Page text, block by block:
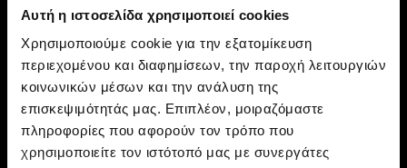
Αυτή η ιστοσελίδα χρησιμοποιεί cookies
Χρησιμοποιούμε cookie για την εξατομίκευση
περιεχομένου και διαφημίσεων, την παροχή λειτουργιών
κοινωνικών μέσων και την ανάλυση της
επισκεψιμότητάς μας. Επιπλέον, μοιραζόμαστε
πληροφορίες που αφορούν τον τρόπο που
χρησιμοποιείτε τον ιστότοπό μας με συνεργάτες
Ανακάλυψε: Σουηδία, Φινλανδία
Η Λαπωνία του Versus «μέσα»